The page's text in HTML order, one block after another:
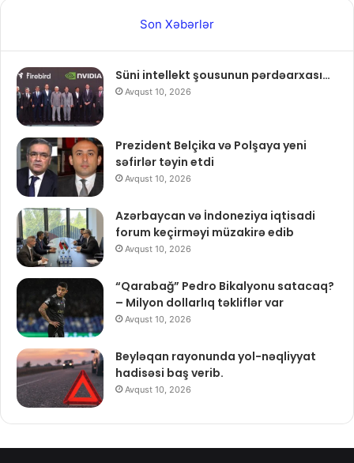
Son Xəbərlər
Süni intellekt şousunun pərdəarxası…
Avqust 10, 2026
Prezident Belçika və Polşaya yeni
səfirlər təyin etdi
Avqust 10, 2026
Azərbaycan və İndoneziya iqtisadi
forum keçirməyi müzakirə edib
Avqust 10, 2026
“Qarabağ” Pedro Bikalyonu satacaq?
– Milyon dollarlıq təkliflər var
Avqust 10, 2026
Beyləqan rayonunda yol-nəqliyyat
hadisəsi baş verib.
Avqust 10, 2026